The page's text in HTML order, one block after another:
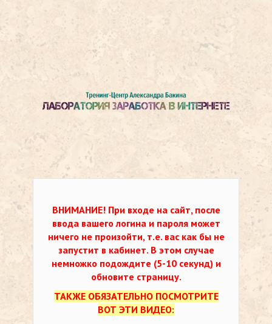
ВНИМАНИЕ! При входе на сайт, после
ввода вашего логина и пароля может
ничего не произойти, т.е. вас как бы не
запустит в кабинет. В этом случае
немножко подождите (5-10 секунд) и
обновите страницу.
ТАКЖЕ ОБЯЗАТЕЛЬНО ПОСМОТРИТЕ
ВОТ ЭТИ ВИДЕО: